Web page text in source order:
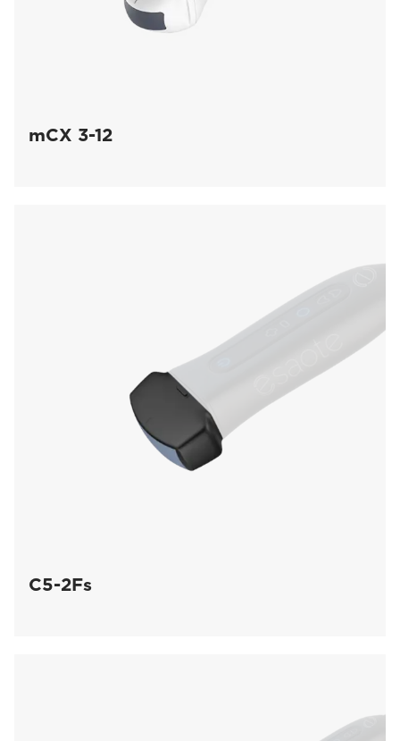
mCX 3-12
C5-2Fs